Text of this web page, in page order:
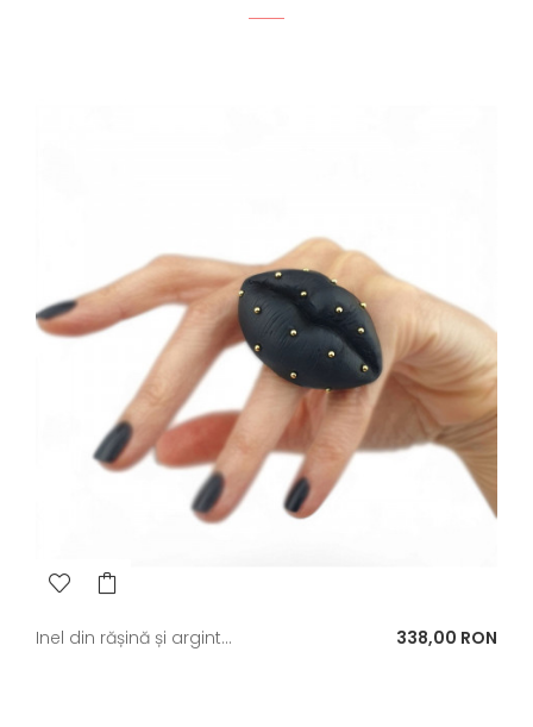
Inel din rășină și argint... Pret
338,00 RON